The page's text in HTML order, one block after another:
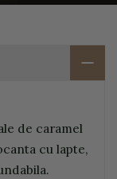
de caramel
cu lapte,